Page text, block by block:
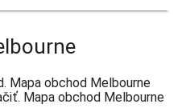
Mapa obchod Melbourne
Mapa obchod Melbourne